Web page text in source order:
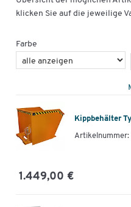
klicken Sie auf die jeweilige
Farbe
Kippbehälter
1.449,00 €